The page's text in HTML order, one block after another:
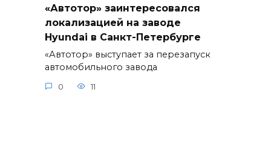
«Автотор» заинтересовался
локализацией на заводе
Hyundai в Санкт-Петербурге
«Автотор» выступает за перезапуск
автомобильного завода
0 11